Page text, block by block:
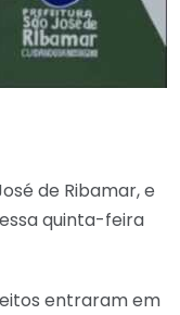
de Ribamar, e
quinta-feira
entraram em